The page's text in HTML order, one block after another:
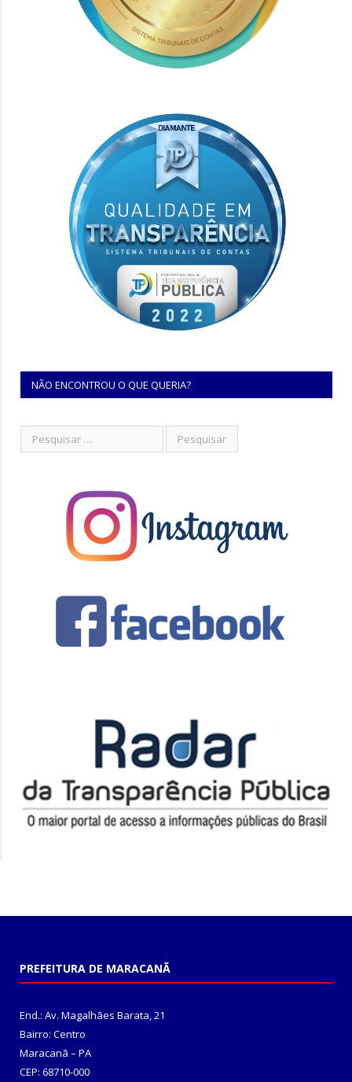
NÃO ENCONTROU O QUE QUERIA?
PREFEITURA DE MARACANÃ
End.: Av. Magalhães Barata, 21
Bairro: Centro
Maracanã – PA
CEP: 68710-000